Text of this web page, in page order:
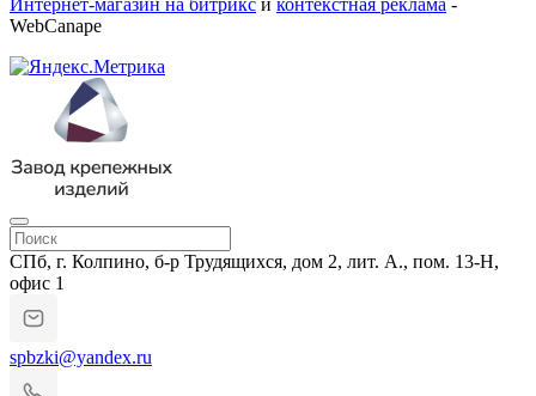
WebCanape
СПб, г. Колпино, б-р Трудящихся, дом 2, лит. А., пом. 13-Н,
офис 1
spbzki@yandex.ru